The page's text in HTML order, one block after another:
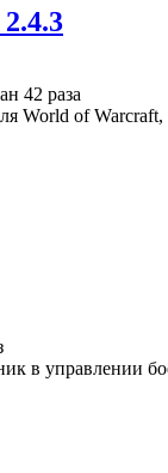
42 раза
World of
в управлении